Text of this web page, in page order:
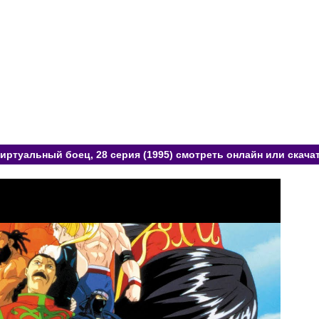
боец, 28 серия (1995) смотреть онлайн или